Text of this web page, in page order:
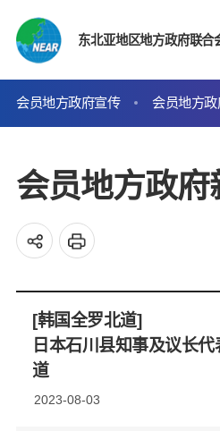
东北亚地区地方政府联合
会员地方政府宣传 会员地方政
会员地方政府
[韩国全罗北道]
日本石川县知事及议长
道
2023-08-03